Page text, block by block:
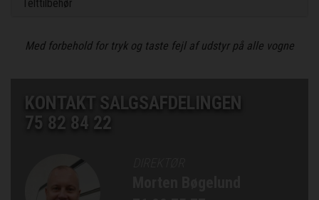
Telttilbehør
Med forbehold for tryk og taste fejl af udstyr på alle vogne
KONTAKT SALGSAFDELINGEN
75 82 84 22